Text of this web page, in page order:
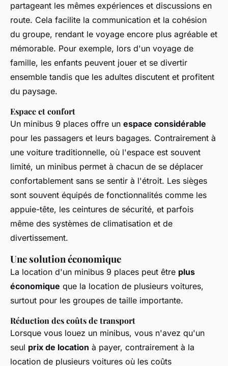
partageant les mêmes expériences et discussions en
route. Cela facilite la communication et la cohésion
du groupe, rendant le voyage encore plus agréable et
mémorable. Pour exemple, lors d'un voyage de
famille, les enfants peuvent jouer et se divertir
ensemble tandis que les adultes discutent et profitent
du paysage.
Espace et confort
Un minibus 9 places offre un espace considérable
pour les passagers et leurs bagages. Contrairement à
une voiture traditionnelle, où l'espace est souvent
limité, un minibus permet à chacun de se déplacer
confortablement sans se sentir à l'étroit. Les sièges
sont souvent équipés de fonctionnalités comme les
appuie-tête, les ceintures de sécurité, et parfois
même des systèmes de climatisation et de
divertissement.
Une solution économique
La location d'un minibus 9 places peut être plus
économique que la location de plusieurs voitures,
surtout pour les groupes de taille importante.
Réduction des coûts de transport
Lorsque vous louez un minibus, vous n'avez qu'un
seul prix de location à payer, contrairement à la
location de plusieurs voitures où les coûts